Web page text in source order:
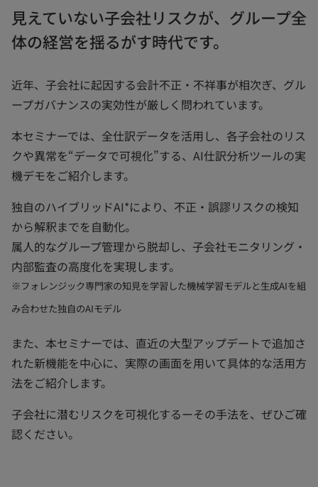
見えていない子会社リスクが、グループ全
体の経営を揺るがす時代です。
近年、子会社に起因する会計不正・不祥事が相次ぎ、グル
ープガバナンスの実効性が厳しく問われています。
本セミナーでは、全仕訳データを活用し、各子会社のリス
クや異常を“データで可視化”する、AI仕訳分析ツールの実
機デモをご紹介します。
独自のハイブリッドAI*により、不正・誤謬リスクの検知
から解釈までを自動化。
属人的なグループ管理から脱却し、子会社モニタリング・
内部監査の高度化を実現します。
※フォレンジック専門家の知見を学習した機械学習モデルと生成AIを組
み合わせた独自のAIモデル
また、本セミナーでは、直近の大型アップデートで追加さ
れた新機能を中心に、実際の画面を用いて具体的な活用方
法をご紹介します。
子会社に潜むリスクを可視化するーその手法を、ぜひご確
認ください。